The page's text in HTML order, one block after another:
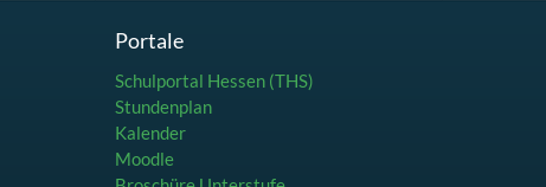
Portale
Schulportal Hessen (THS)
Stundenplan
Kalender
Moodle